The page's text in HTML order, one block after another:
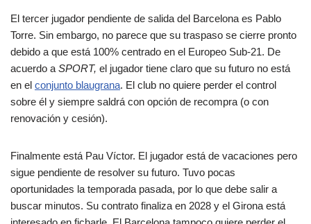
El tercer jugador pendiente de salida del Barcelona es Pablo
Torre. Sin embargo, no parece que su traspaso se cierre pronto
debido a que está 100% centrado en el Europeo Sub-21. De
acuerdo a SPORT, el jugador tiene claro que su futuro no está
en el conjunto blaugrana. El club no quiere perder el control
sobre él y siempre saldrá con opción de recompra (o con
renovación y cesión).
Finalmente está Pau Víctor. El jugador está de vacaciones pero
sigue pendiente de resolver su futuro. Tuvo pocas
oportunidades la temporada pasada, por lo que debe salir a
buscar minutos. Su contrato finaliza en 2028 y el Girona está